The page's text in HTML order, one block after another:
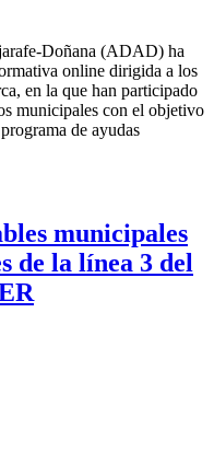
Doñana (ADAD) ha
online dirigida a los
en la que han participado
municipales con el objetivo
de ayudas
municipales
de la línea 3 del